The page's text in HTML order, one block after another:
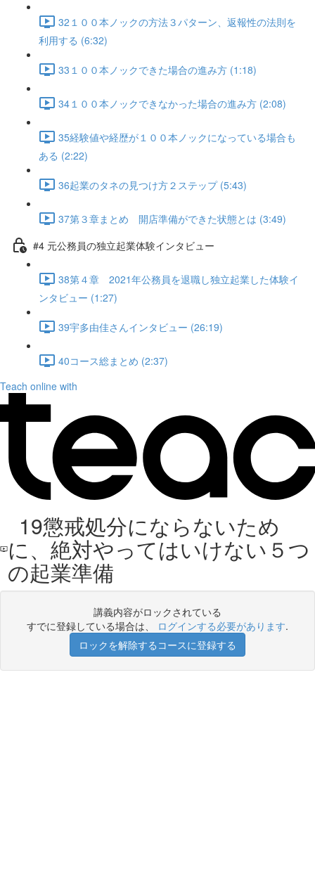
32１００本ノックの方法３パターン、返報性の法則を
利用する (6:32)
33１００本ノックできた場合の進み方 (1:18)
34１００本ノックできなかった場合の進み方 (2:08)
35経験値や経歴が１００本ノックになっている場合も
ある (2:22)
36起業のタネの見つけ方２ステップ (5:43)
37第３章まとめ 開店準備ができた状態とは (3:49)
#4 元公務員の独立起業体験インタビュー
38第４章 2021年公務員を退職し独立起業した体験イ
ンタビュー (1:27)
39宇多由佳さんインタビュー (26:19)
40コース総まとめ (2:37)
Teach online with
19懲戒処分にならないため
に、絶対やってはいけない５つ
の起業準備
講義内容がロックされている
すでに登録している場合は、 ログインする必要があります.
ロックを解除するコースに登録する